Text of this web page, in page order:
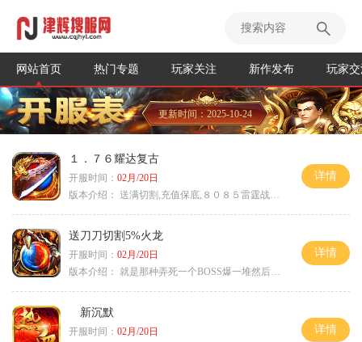
网站首页 热门专题 玩家关注 新作发布 玩家
更新时间：2025-10-24
１．７６耀达复古
开服时间： 02月/20日
版本介绍： 送满切割,充值保底,８０８５雷霆战神微变
详情
送刀刀切割5%火龙
开服时间： 02月/20日
版本介绍： 就是那种弄死一个BOSS爆一堆然后就起飞
详情
新沉默
开服时间： 02月/20日
详情